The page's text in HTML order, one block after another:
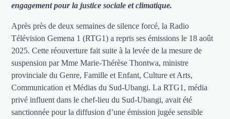
engagement pour la justice sociale et climatique.
Après près de deux semaines de silence forcé, la Radio
Télévision Gemena 1 (RTG1) a repris ses émissions le 18 août
2025. Cette réouverture fait suite à la levée de la mesure de
suspension par Mme Marie-Thérèse Thontwa, ministre
provinciale du Genre, Famille et Enfant, Culture et Arts,
Communication et Médias du Sud-Ubangi. La RTG1, média
privé influent dans le chef-lieu du Sud-Ubangi, avait été
sanctionnée pour la diffusion d’une émission jugée sensible